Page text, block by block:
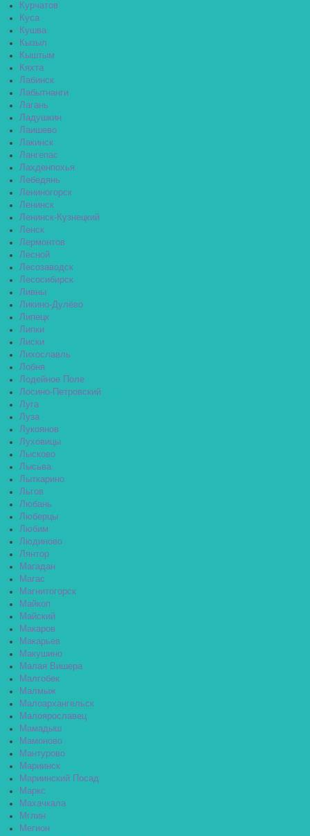
Курчатов
Куса
Кушва
Кызыл
Кыштым
Кяхта
Лабинск
Лабытнанги
Лагань
Ладушкин
Лаишево
Лакинск
Лангепас
Лахденпохья
Лебедянь
Лениногорск
Ленинск
Ленинск-Кузнецкий
Ленск
Лермонтов
Лесной
Лесозаводск
Лесосибирск
Ливны
Ликино-Дулёво
Липецк
Липки
Лиски
Лихославль
Лобня
Лодейное Поле
Лосино-Петровский
Луга
Луза
Лукоянов
Луховицы
Лысково
Лысьва
Лыткарино
Льгов
Любань
Люберцы
Любим
Людиново
Лянтор
Магадан
Магас
Магнитогорск
Майкоп
Майский
Макаров
Макарьев
Макушино
Малая Вишера
Малгобек
Малмыж
Малоархангельск
Малоярославец
Мамадыш
Мамоново
Мантурово
Мариинск
Мариинский Посад
Маркс
Махачкала
Мглин
Мегион